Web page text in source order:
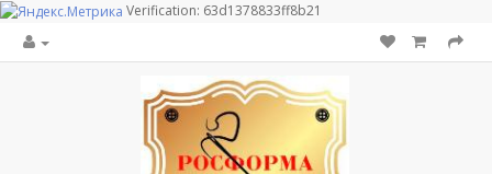
Verification: 63d1378833ff8b21